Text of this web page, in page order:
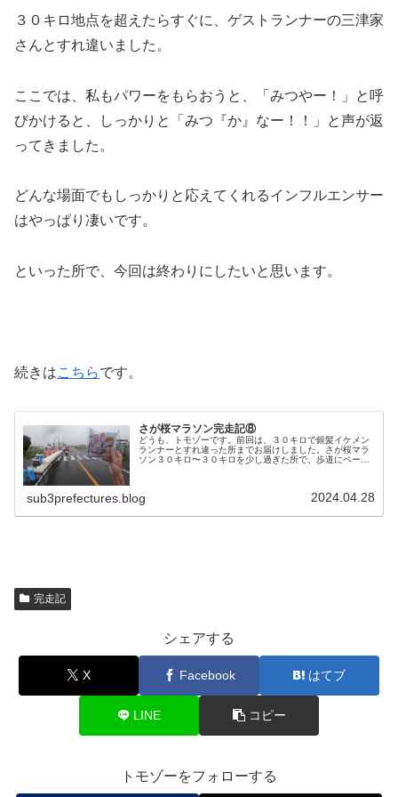
３０キロ地点を超えたらすぐに、ゲストランナーの三津家
さんとすれ違いました。
ここでは、私もパワーをもらおうと、「みつやー！」と呼
びかけると、しっかりと「みつ『か』なー！！」と声が返
ってきました。
どんな場面でもしっかりと応えてくれるインフルエンサー
はやっぱり凄いです。
といった所で、今回は終わりにしたいと思います。
続きはこちらです。
さが桜マラソン完走記⑧
どうも、トモゾーです。前回は、３０キロで銀髪イケメン
ランナーとすれ違った所までお届けしました。さが桜マラ
ソン３０キロ〜３０キロを少し過ぎた所で、歩道にペーサ
sub3prefectures.blog 2024.04.28
完走記
シェアする
X Facebook はてブ
LINE コピー
トモゾーをフォローする